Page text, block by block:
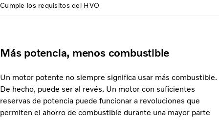
Cumple los requisitos del HVO
Más potencia, menos combustible
Un motor potente no siempre significa usar más combustible.
De hecho, puede ser al revés. Un motor con suficientes
reservas de potencia puede funcionar a revoluciones que
permiten el ahorro de combustible durante una mayor parte